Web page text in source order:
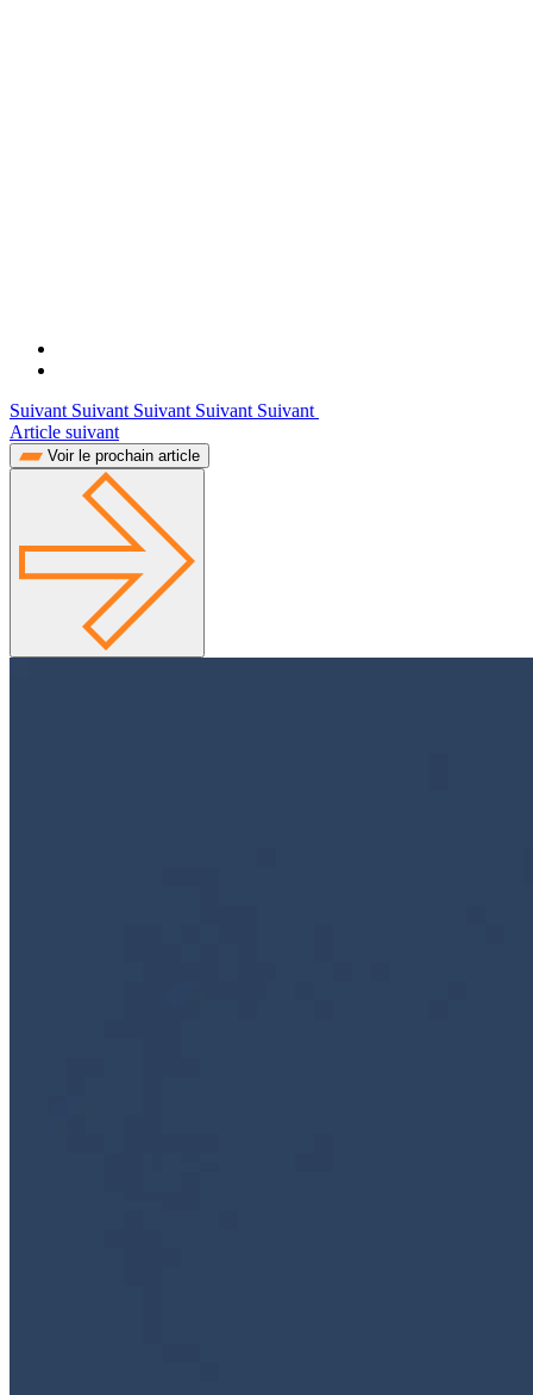
Suivant Suivant Suivant Suivant Suivant
Article suivant
Voir le prochain article